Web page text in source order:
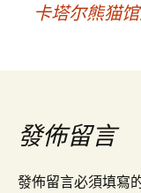
章
導
覽
卡塔尔熊猫
發佈留言
發佈留言必須填寫